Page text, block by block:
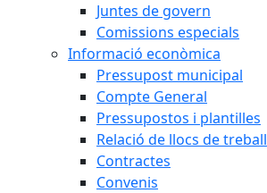
Juntes de govern
Comissions especials
Informació econòmica
Pressupost municipal
Compte General
Pressupostos i plantilles
Relació de llocs de treball
Contractes
Convenis